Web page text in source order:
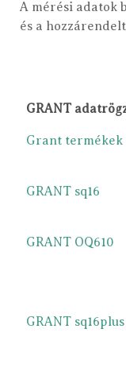
A mérési adatok
és a
GRANT
Grant termékek
GRANT sq16
GRANT OQ610
GRANT sq16plus